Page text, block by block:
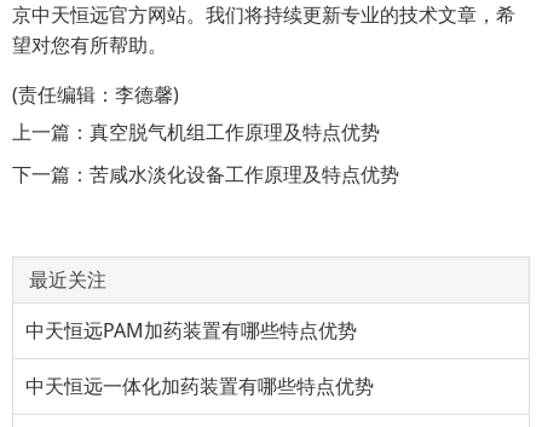
京中天恒远官方网站。我们将持续更新专业的技术文章，希
望对您有所帮助。
(责任编辑：李德馨)
上一篇： 真空脱气机组工作原理及特点优势
下一篇： 苦咸水淡化设备工作原理及特点优势
最近关注
中天恒远PAM加药装置有哪些特点优势
中天恒远一体化加药装置有哪些特点优势